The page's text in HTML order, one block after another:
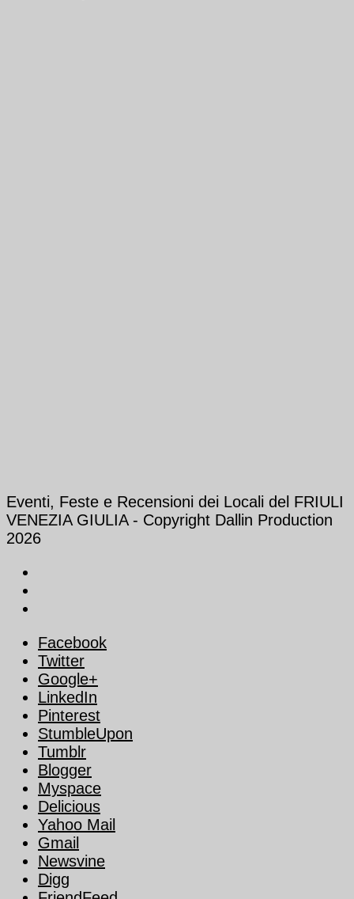
Eventi, Feste e Recensioni dei Locali del FRIULI
VENEZIA GIULIA - Copyright Dallin Production
2026
Facebook
Twitter
Google+
LinkedIn
Pinterest
StumbleUpon
Tumblr
Blogger
Myspace
Delicious
Yahoo Mail
Gmail
Newsvine
Digg